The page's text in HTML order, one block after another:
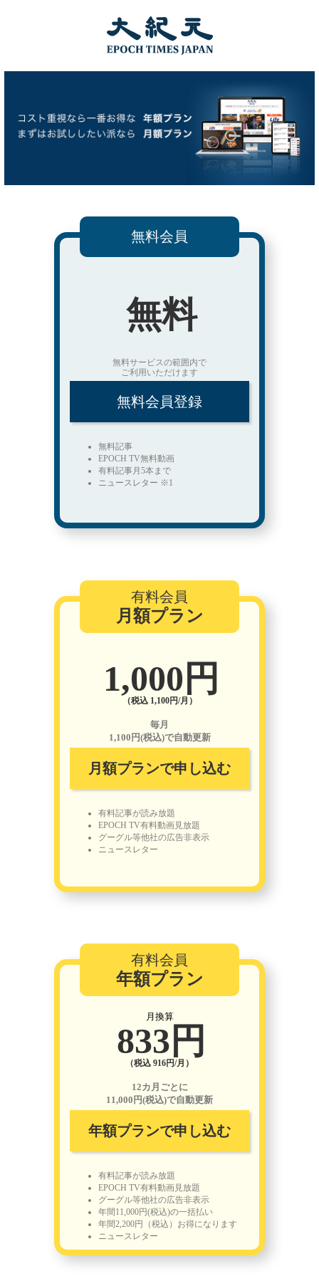
無料会員
無料
無料サービスの範囲内で
ご利用いただけます
無料会員登録
無料記事
EPOCH TV無料動画
有料記事月5本まで
ニュースレター ※1
有料会員
月額プラン
1,000円
（税込 1,100円/月）
毎月
1,100円(税込)で自動更新
月額プランで申し込む
有料記事が読み放題
EPOCH TV有料動画見放題
グーグル等他社の広告非表示
ニュースレター
有料会員
年額プラン
月換算
833円
（税込 916円/月）
12カ月ごとに
11,000円(税込)で自動更新
年額プランで申し込む
有料記事が読み放題
EPOCH TV有料動画見放題
グーグル等他社の広告非表示
年間11,000円(税込)の一括払い
年間2,200円（税込）お得になります
ニュースレター